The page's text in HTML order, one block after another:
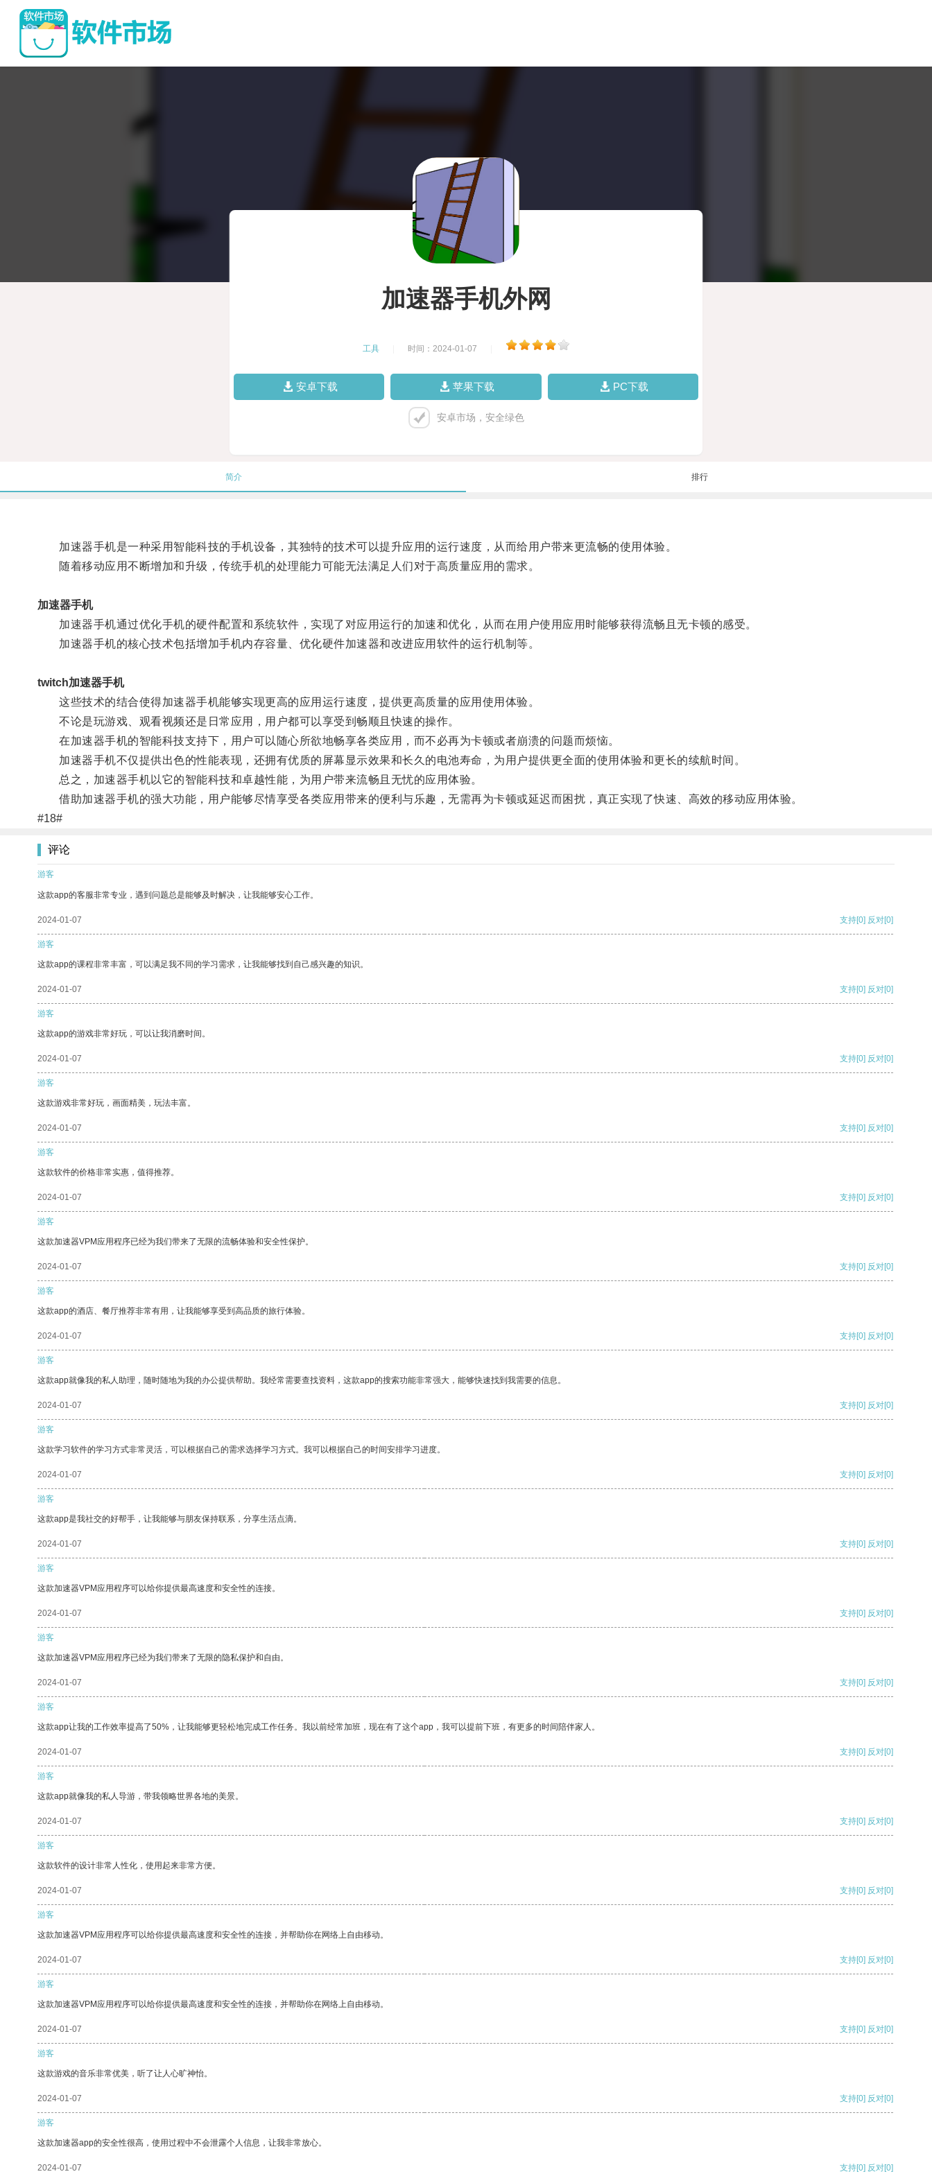
加速器手机外网
工具 时间：2024-01-07
安卓下载 苹果下载 PC下载
安卓市场，安全绿色
简介 排行
加速器手机是一种采用智能科技的手机设备，其独特的技术可以提升应用的运行速度，从而给用户带来更流畅的使用体验。
随着移动应用不断增加和升级，传统手机的处理能力可能无法满足人们对于高质量应用的需求。
加速器手机
加速器手机通过优化手机的硬件配置和系统软件，实现了对应用运行的加速和优化，从而在用户使用应用时能够获得流畅且无卡顿的感受。
加速器手机的核心技术包括增加手机内存容量、优化硬件加速器和改进应用软件的运行机制等。
twitch加速器手机
这些技术的结合使得加速器手机能够实现更高的应用运行速度，提供更高质量的应用使用体验。
不论是玩游戏、观看视频还是日常应用，用户都可以享受到畅顺且快速的操作。
在加速器手机的智能科技支持下，用户可以随心所欲地畅享各类应用，而不必再为卡顿或者崩溃的问题而烦恼。
加速器手机不仅提供出色的性能表现，还拥有优质的屏幕显示效果和长久的电池寿命，为用户提供更全面的使用体验和更长的续航时间。
总之，加速器手机以它的智能科技和卓越性能，为用户带来流畅且无忧的应用体验。
借助加速器手机的强大功能，用户能够尽情享受各类应用带来的便利与乐趣，无需再为卡顿或延迟而困扰，真正实现了快速、高效的移动应用体验。
#18#
评论
游客
这款app的客服非常专业，遇到问题总是能够及时解决，让我能够安心工作。
2024-01-07 支持[0] 反对[0]
游客
这款app的课程非常丰富，可以满足我不同的学习需求，让我能够找到自己感兴趣的知识。
2024-01-07 支持[0] 反对[0]
游客
这款app的游戏非常好玩，可以让我消磨时间。
2024-01-07 支持[0] 反对[0]
游客
这款游戏非常好玩，画面精美，玩法丰富。
2024-01-07 支持[0] 反对[0]
游客
这款软件的价格非常实惠，值得推荐。
2024-01-07 支持[0] 反对[0]
游客
这款加速器VPM应用程序已经为我们带来了无限的流畅体验和安全性保护。
2024-01-07 支持[0] 反对[0]
游客
这款app的酒店、餐厅推荐非常有用，让我能够享受到高品质的旅行体验。
2024-01-07 支持[0] 反对[0]
游客
这款app就像我的私人助理，随时随地为我的办公提供帮助。我经常需要查找资料，这款app的搜索功能非常强大，能够快速找到我需要的信息。
2024-01-07 支持[0] 反对[0]
游客
这款学习软件的学习方式非常灵活，可以根据自己的需求选择学习方式。我可以根据自己的时间安排学习进度。
2024-01-07 支持[0] 反对[0]
游客
这款app是我社交的好帮手，让我能够与朋友保持联系，分享生活点滴。
2024-01-07 支持[0] 反对[0]
游客
这款加速器VPM应用程序可以给你提供最高速度和安全性的连接。
2024-01-07 支持[0] 反对[0]
游客
这款加速器VPM应用程序已经为我们带来了无限的隐私保护和自由。
2024-01-07 支持[0] 反对[0]
游客
这款app让我的工作效率提高了50%，让我能够更轻松地完成工作任务。我以前经常加班，现在有了这个app，我可以提前下班，有更多的时间陪伴家人。
2024-01-07 支持[0] 反对[0]
游客
这款app就像我的私人导游，带我领略世界各地的美景。
2024-01-07 支持[0] 反对[0]
游客
这款软件的设计非常人性化，使用起来非常方便。
2024-01-07 支持[0] 反对[0]
游客
这款加速器VPM应用程序可以给你提供最高速度和安全性的连接，并帮助你在网络上自由移动。
2024-01-07 支持[0] 反对[0]
游客
这款加速器VPM应用程序可以给你提供最高速度和安全性的连接，并帮助你在网络上自由移动。
2024-01-07 支持[0] 反对[0]
游客
这款游戏的音乐非常优美，听了让人心旷神怡。
2024-01-07 支持[0] 反对[0]
游客
这款加速器app的安全性很高，使用过程中不会泄露个人信息，让我非常放心。
2024-01-07 支持[0] 反对[0]